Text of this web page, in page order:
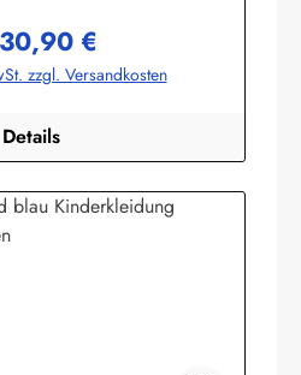
bekleidung.de
Preis:
30,90 €
zzgl. Versandkosten
Details